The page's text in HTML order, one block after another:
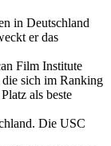
in Deutschland
er das
Film Institute
sich im Ranking
als beste
Die USC